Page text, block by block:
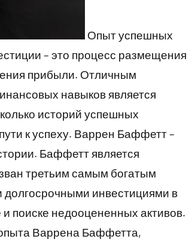
Опыт успешных
– это процесс размещения
прибыли. Отличным
навыков является
историй успешных
к успеху. Варрен Баффетт –
Баффетт является
третьим самым богатым
долгосрочными инвестициями в
поиске недооцененных активов.
Варрена Баффетта,